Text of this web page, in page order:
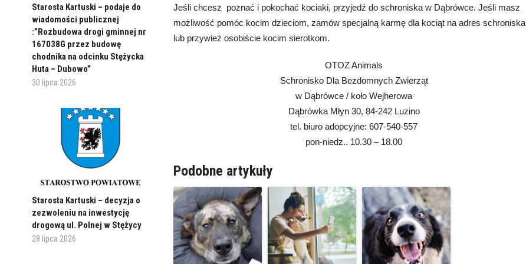
Starosta Kartuski – podaje do
wiadomości publicznej
:”Rozbudowa drogi gminnej nr
167038G przez budowę
chodnika na odcinku Stężycka
Huta – Dubowo”
30 lipca 2026
Starosta Kartuski – decyzja o
zezwoleniu na inwestycję
drogową ul. Polnej w Stężycy
28 lipca 2026
Jeśli chcesz poznać i pokochać kociaki, przyjedź do schroniska w Dąbrówce. Jeśli masz
możliwość pomóc kocim dzieciom, zamów specjalną karmę dla kociąt na adres schroniska
lub przywieź osobiście kocim sierotkom.
OTOZ Animals
Schronisko Dla Bezdomnych Zwierząt
w Dąbrówce / koło Wejherowa
Dąbrówka Młyn 30, 84-242 Luzino
tel. biuro adopcyjne: 607-540-557
pon-niedz.. 10.30 – 18.00
Podobne artykuły